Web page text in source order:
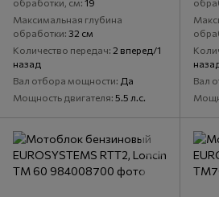
Максимальная глубина
обработки 32 см
Количество передач 2 вперед/1
назад
Вал отбора мощности Да
Мощность двигателя 5.5 л.с.
Вал